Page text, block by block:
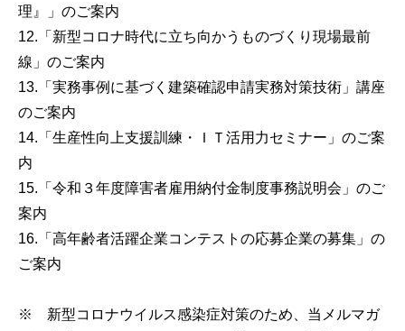
理』」のご案内
12.「新型コロナ時代に立ち向かうものづくり現場最前
線」のご案内
13.「実務事例に基づく建築確認申請実務対策技術」講座
のご案内
14.「生産性向上支援訓練・ＩＴ活用力セミナー」のご案
内
15.「令和３年度障害者雇用納付金制度事務説明会」のご
案内
16.「高年齢者活躍企業コンテストの応募企業の募集」の
ご案内
※ 新型コロナウイルス感染症対策のため、当メルマガ